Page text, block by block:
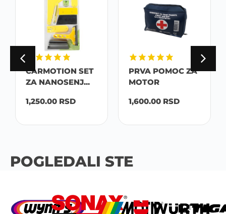
CARMOTION SET
ZA NANOSENJ...
1,250.00 RSD
PRVA POMOC ZA
MOTOR
1,600.00 RSD
POGLEDALI STE